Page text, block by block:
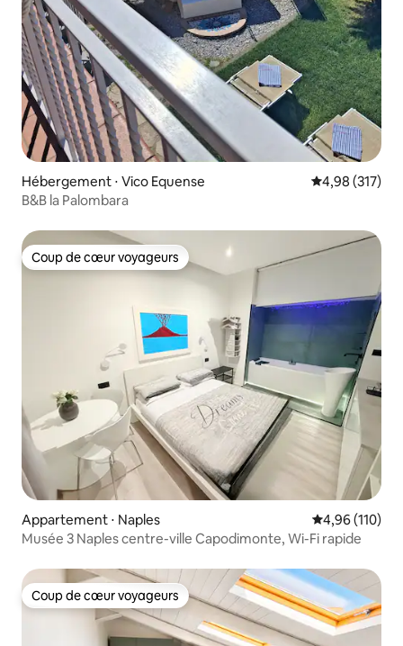
Hébergement ⋅ Vico Equense Évaluation
4,98 (317)
B&B la Palombara
Coup de cœur voyageurs
Coup de cœur voyageurs
Appartement ⋅ Naples Évaluation
4,96 (110)
Musée 3 Naples centre-ville Capodimonte, Wi-Fi rapide
Coup de cœur voyageurs
Coup de cœur voyageurs